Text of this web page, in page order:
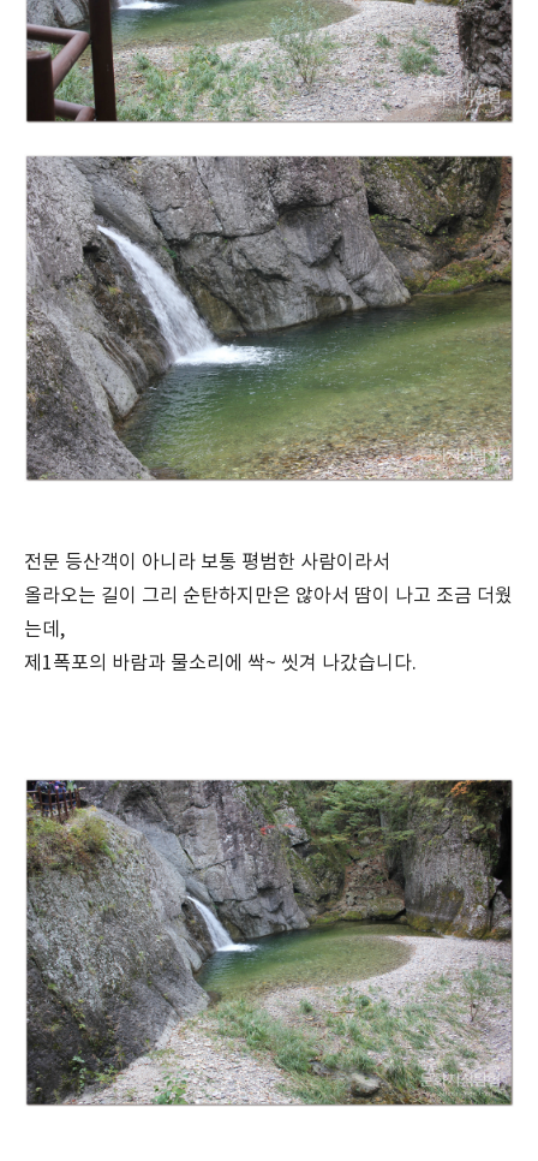
전문 등산객이 아니라 보통 평범한 사람이라서
올라오는 길이 그리 순탄하지만은 않아서 땀이 나고 조금 더웠
는데,
제1폭포의 바람과 물소리에 싹~ 씻겨 나갔습니다.